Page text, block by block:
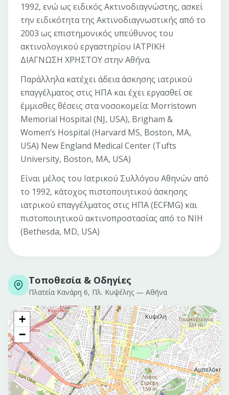
1992, ενώ ως ειδικός Ακτινοδιαγνώστης, ασκεί
την ειδικότητα της Ακτινοδιαγνωστικής από το
2003 ως επιστημονικός υπεύθυνος του
ακτινολογικού εργαστηρίου ΙΑΤΡΙΚΗ
ΔΙΑΓΝΩΣΗ ΧΡΗΣΤΟΥ στην Αθήνα.
Παράλληλα κατέχει άδεια άσκησης ιατρικού
επαγγέλματος στις ΗΠΑ και έχει εργασθεί σε
έμμισθες θέσεις στα νοσοκομεία: Morristown
Memorial Hospital (NJ, USA), Brigham &
Women’s Hospital (Harvard MS, Boston, MA,
USA) New England Medical Center (Tufts
University, Boston, MA, USA)
Είναι μέλος του Ιατρικού Συλλόγου Αθηνών από
το 1992, κάτοχος πιστοποιητικού άσκησης
ιατρικού επαγγέλματος στις ΗΠΑ (ECFMG) και
πιστοποιητικού ακτινοπροστασίας από το ΝΙΗ
(Bethesda, MD, USA)
Τοποθεσία & Οδηγίες
Πλατεία Κανάρη 6, Πλ. Κυψέλης — Αθήνα
+
−